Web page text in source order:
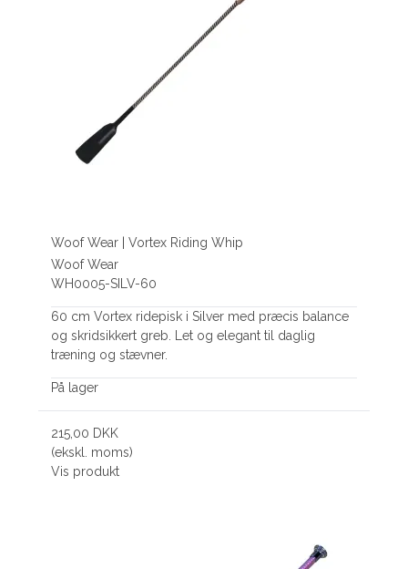
Woof Wear | Vortex Riding Whip
Woof Wear
WH0005-SILV-60
60 cm Vortex ridepisk i Silver med præcis balance
og skridsikkert greb. Let og elegant til daglig
træning og stævner.
På lager
215,00 DKK
(ekskl. moms)
Vis produkt